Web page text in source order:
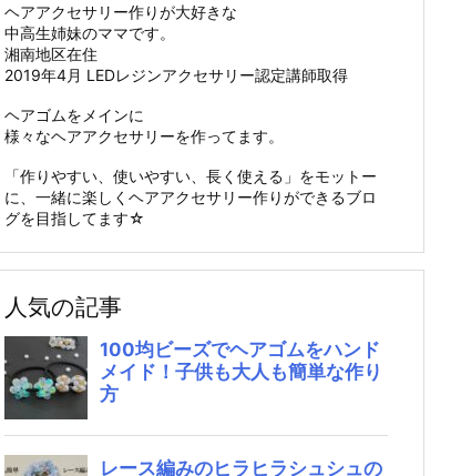
ヘアアクセサリー作りが大好きな
中高生姉妹のママです。
湘南地区在住
2019年4月 LEDレジンアクセサリー認定講師取得
ヘアゴムをメインに
様々なヘアアクセサリーを作ってます。
「作りやすい、使いやすい、長く使える」をモットー
に、一緒に楽しくヘアアクセサリー作りができるブロ
グを目指してます☆
人気の記事